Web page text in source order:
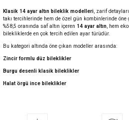
Klasik 14 ayar altın bileklik modelleri zarif detayları
takı tercihlerinde hem de özel gün kombinlerinde öne
%58,5 oranında saf altın içeren 14 ayar altın , hem
bilekliklerde en çok tercih edilen ayar türüdür.
Bu kategori altında öne çıkan modeller arasında:
Zincir formlu düz bileklikler
Burgu desenli klasik bileklikler
Halat örgü ince bileklikler